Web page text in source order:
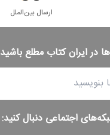
ارسال بین‌الملل
در ایران کتاب مطلع باشید
اجتماعی دنبال کنید: